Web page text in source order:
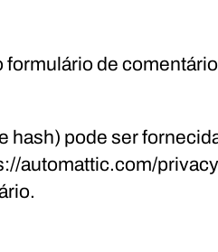
de
pode ser
automattic.com/